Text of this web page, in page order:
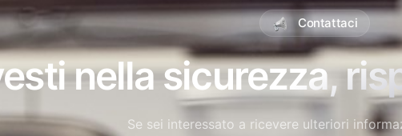
Contattaci
nella sicurezza,
Se sei interessato a ricevere ulteriori